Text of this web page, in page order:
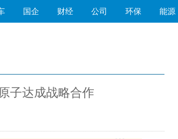
国企 财经 公司 环保 能源
子达成战略合作